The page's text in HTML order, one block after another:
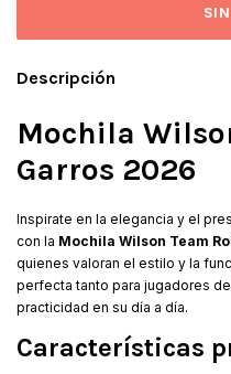
Descripción
Mochila
Garros 2026
Inspirate en la elegancia y el
con la Mochila Wilson Team
quienes valoran el estilo y la
perfecta tanto para jugadores
practicidad en su día a día.
Características